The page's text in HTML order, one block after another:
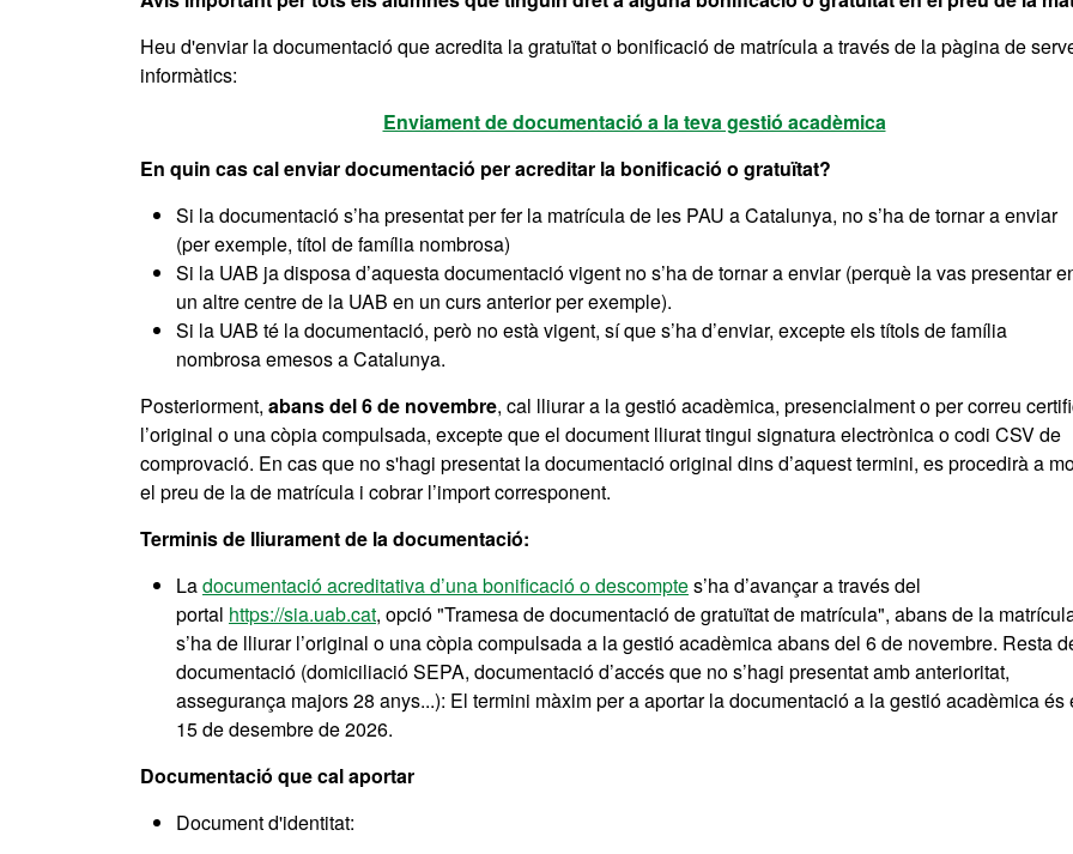
Heu d'enviar la documentació que acredita la gratuïtat o bonificació de matrícula a través de la pàgina de
informàtics:
Enviament de documentació a la teva gestió acadèmica
En quin cas cal enviar documentació per acreditar la bonificació o gratuïtat?
Si la documentació s’ha presentat per fer la matrícula de les PAU a Catalunya, no s’ha de tornar a enviar
(per exemple, títol de família nombrosa)
Si la UAB ja disposa d’aquesta documentació vigent no s’ha de tornar a enviar (perquè la vas presentar
un altre centre de la UAB en un curs anterior per exemple).
Si la UAB té la documentació, però no està vigent, sí que s’ha d’enviar, excepte els títols de família
nombrosa emesos a Catalunya.
Posteriorment, abans del 6 de novembre, cal lliurar a la gestió acadèmica, presencialment o per correu
l’original o una còpia compulsada, excepte que el document lliurat tingui signatura electrònica o codi CSV de
comprovació. En cas que no s'hagi presentat la documentació original dins d’aquest termini, es procedirà a
el preu de la de matrícula i cobrar l’import corresponent.
Terminis de lliurament de la documentació:
Ladocumentació acreditativa d’una bonificació o descomptes’ha d’avançar a través del
portal https://sia.uab.cat, opció "Tramesa de documentació de gratuïtat de matrícula", abans de la
s’ha de lliurar l’original o una còpia compulsada a la gestió acadèmica abans del 6 de novembre. Resta
documentació (domiciliació SEPA, documentació d’accés que no s’hagi presentat amb anterioritat,
assegurança majors 28 anys...): El termini màxim per a aportar la documentació a la gestió acadèmica és
15 de desembre de 2026.
Documentació que cal aportar
Document d'identitat: